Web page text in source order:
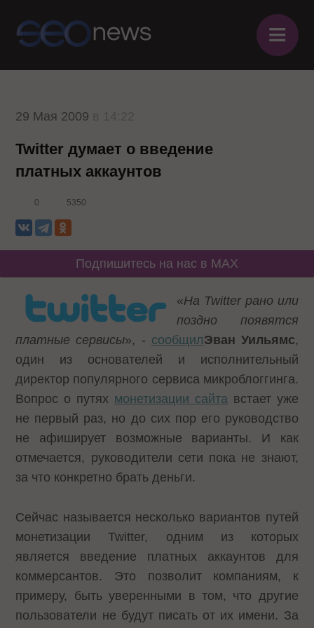
≡
29 Мая 2009
Twitter думает о введение
платных аккаунтов
0 5350
Подпишитесь на нас в MAX
«На Twitter рано или
поздно появятся
платные сервисы», - сообщилЭван Уильямс,
один из основателей и исполнительный
директор популярного сервиса микроблоггинга.
Вопрос о путях монетизации сайтавстает уже
не первый раз, но до сих пор его руководство
не афиширует возможные варианты. И как
отмечается, руководители сети пока не знают,
за что конкретно брать деньги.
Сейчас называется несколько вариантов путей
монетизации Twitter, одним из которых
является введение платных аккаунтов для
коммерсантов. Это позволит компаниям, к
примеру, быть уверенными в том, что другие
пользователи не будут писать от их имени. За